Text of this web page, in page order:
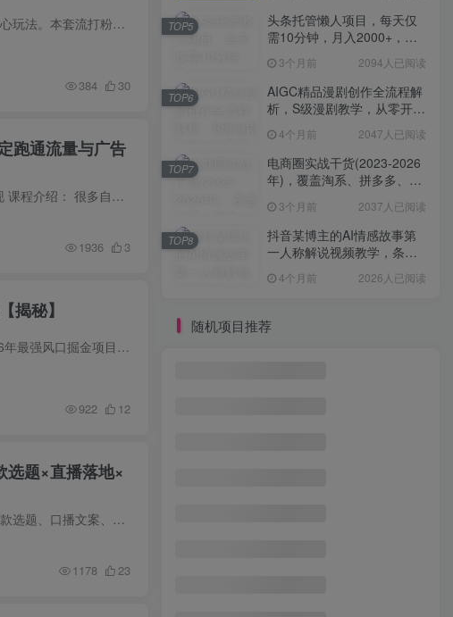
课程介绍 很多短视频创作者苦于流量低迷、涨粉缓慢、无法变现，不懂低成本精准截流打粉的核心玩法。本套流打粉手搓打法课程，覆盖小红书、抖音两大主流平台，系统化拆解手搓打粉、流量截流、爆...
384 30
跑通流量与广告
自媒体暴力搬运起号法，适合用抖音快手小红书B站百家号等各大平台，稳定跑通流量与广告变现 课程介绍： 很多自媒体新手起号陷入瓶颈：不会原创内容、更新效率极低；纯原创耗时费力，起号速度慢...
1936 3
揭秘】
用AI辅助开一家日入1000+的小红书虚拟店铺，布局搜索流量长期稳定变现【揭秘】 介绍： 2026年最强风口掘金项目来了——小红书AI虚拟电商！全程AI包办选品、写稿、作图、自动交付全流程，不用自...
922 12
选题×直播落地×
课程内容简介 本课程系统教学酒店民宿线上获客从入局抖音底层逻辑、账号搭建、客户定位、爆款选题、口播文案、手机拍摄剪辑、视频锚点设计、直播间搭建与数据复盘、人货场优化、抖音来客入驻、...
1178 23
头条托管懒人项目，每天仅
需10分钟，月入2000+，纯
【揭秘】
3个月前 2094人已阅读
TOP5
AIGC精品漫剧创作全流程解
析，S级漫剧教学，从零开始
4个月前 2047人已阅读
TOP6
电商圈实战干货(2023-2026
年)，覆盖淘系、拼多多、抖
电商人避开坑、提效率、稳
盈利(更新4月)
3个月前 2037人已阅读
TOP7
抖音某博主的AI情感故事第
一人称解说视频教学，条条
4个月前 2026人已阅读
TOP8
随机项目推荐